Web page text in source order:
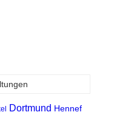
Dortmund Hennef